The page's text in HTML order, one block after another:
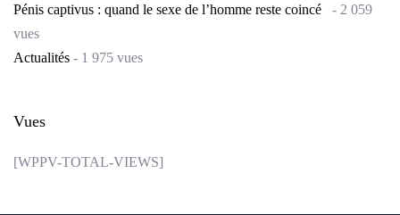
Pénis captivus : quand le sexe de l’homme reste coincé
- 2 059
vues
Actualités - 1 975 vues
Vues
[WPPV-TOTAL-VIEWS]